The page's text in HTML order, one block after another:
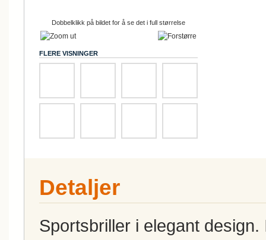
Dobbelklikk på bildet for å se det i full størrelse
FLERE VISNINGER
Detaljer
Sportsbriller i elegant